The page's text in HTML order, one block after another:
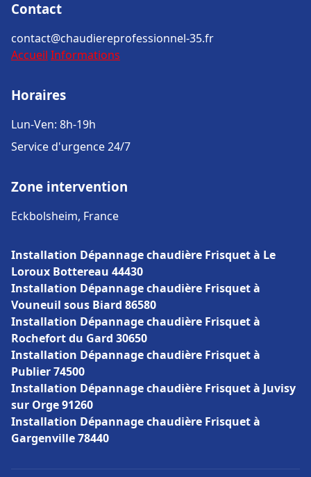
Contact
contact@chaudiereprofessionnel-35.fr
Accueil Informations
Horaires
Lun-Ven: 8h-19h
Service d'urgence 24/7
Zone intervention
Eckbolsheim, France
Installation Dépannage chaudière Frisquet à Le
Loroux Bottereau 44430
Installation Dépannage chaudière Frisquet à
Vouneuil sous Biard 86580
Installation Dépannage chaudière Frisquet à
Rochefort du Gard 30650
Installation Dépannage chaudière Frisquet à
Publier 74500
Installation Dépannage chaudière Frisquet à Juvisy
sur Orge 91260
Installation Dépannage chaudière Frisquet à
Gargenville 78440